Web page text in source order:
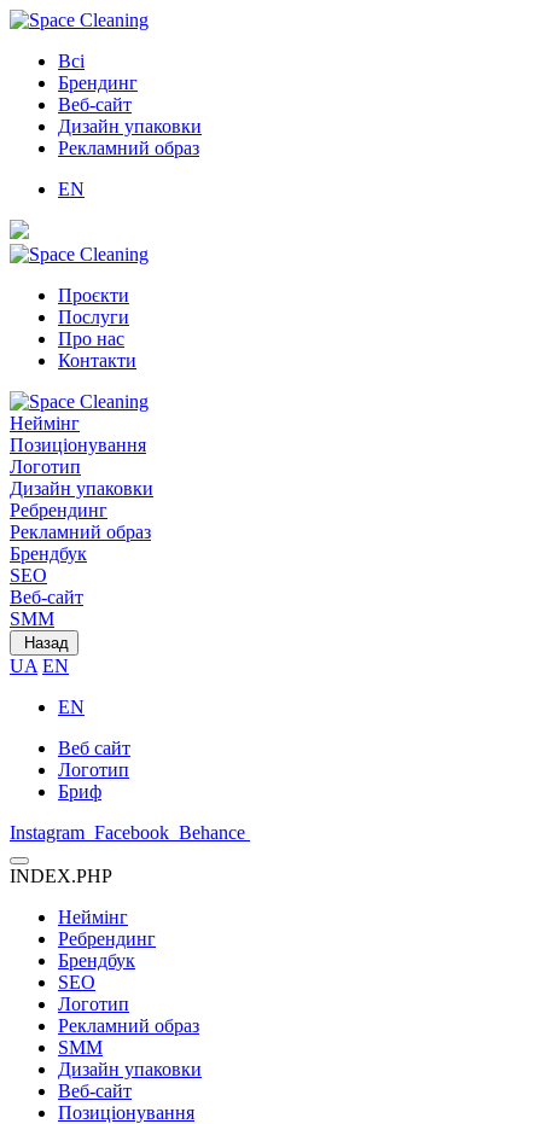
Всі
Брендинг
Веб-сайт
Дизайн упаковки
Рекламний образ
EN
Проєкти
Послуги
Про нас
Контакти
Неймінг
Позиціонування
Логотип
Дизайн упаковки
Ребрендинг
Рекламний образ
Брендбук
SEO
Веб-сайт
SMM
Назад
UA EN
EN
Веб сайт
Логотип
Бриф
Instagram Facebook Behance
INDEX.PHP
Неймінг
Ребрендинг
Брендбук
SEO
Логотип
Рекламний образ
SMM
Дизайн упаковки
Веб-сайт
Позиціонування